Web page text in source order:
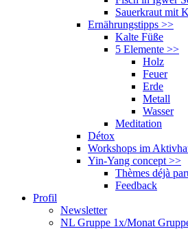
Sauerkraut mit
Ernährungstipps >>
Kalte Füße
5 Elemente >>
Holz
Feuer
Erde
Metall
Wasser
Meditation
Détox
Workshops im
Yin-Yang concept >>
Thèmes déjà
Feedback
Profil
Newsletter
NL Gruppe 1x/Monat